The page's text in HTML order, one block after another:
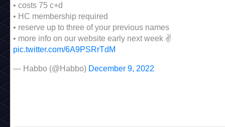
• costs 75 c+d
• HC membership required
• reserve up to three of your previous names
• more info on our website early next week ✌️
pic.twitter.com/6A9PSRrTdM
— Habbo (@Habbo) December 9, 2022